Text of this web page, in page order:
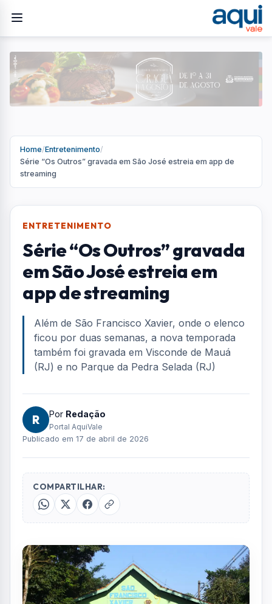
Home Entretenimento
Série “Os Outros” gravada em São José estreia em app de
streaming
ENTRETENIMENTO
Série “Os Outros” gravada
em São José estreia em
app de streaming
Além de São Francisco Xavier, onde o elenco
também foi gravada em Visconde de Mauá
(RJ) e no Parque da Pedra Selada (RJ)